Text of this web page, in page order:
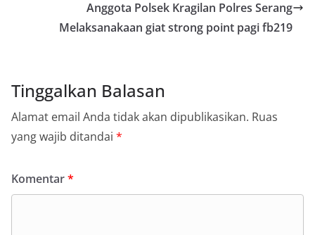
Anggota Polsek Kragilan Polres Serang
Melaksanakaan giat strong point pagi fb219
Tinggalkan Balasan
Alamat email Anda tidak akan dipublikasikan. Ruas
yang wajib ditandai *
Komentar*